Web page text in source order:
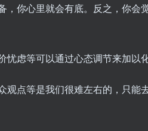
，你心里就会有底。反之，你会
忧虑等可以通过心态调节来加以
观点等是我们很难左右的，只能